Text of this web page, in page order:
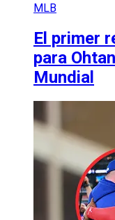
MLB
El primer
para
Mundial